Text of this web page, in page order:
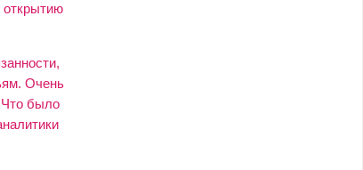
открытию
Очень
Что было